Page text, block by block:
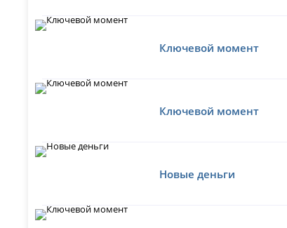
Ключевой момент
Ключевой момент
Новые деньги